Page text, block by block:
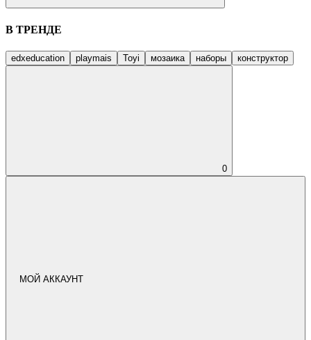
В ТРЕНДЕ
edxeducation playmais Toyi мозаика наборы конструктор
0
МОЙ АККАУНТ